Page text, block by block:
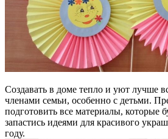
Создавать в доме тепло и уют лучше
членами семьи, особенно с детьми.
подготовить все материалы, которые
запастись идеями для красивого
году.